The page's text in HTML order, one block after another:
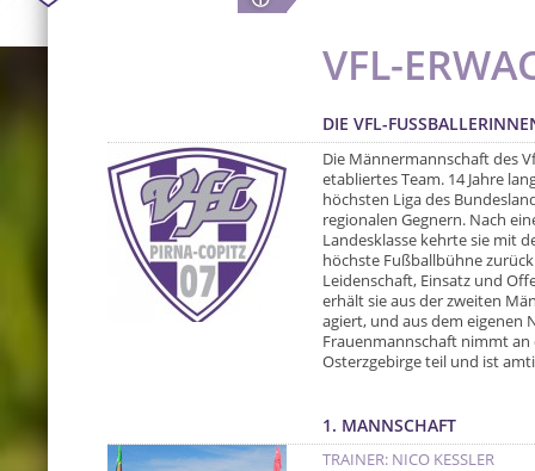
VFL-
DIE VFL-
Die Männermannschaft des
etabliertes Team. 14 Jahre
höchsten Liga des
regionalen Gegnern. Nach
Landesklasse kehrte sie mit
höchste Fußballbühne
Leidenschaft, Einsatz und
erhält sie aus der zweiten
agiert, und aus dem eigenen
Frauenmannschaft nimmt an
Osterzgebirge teil und ist
1. MANNSCHAFT
TRAINER: NICO KESSLER